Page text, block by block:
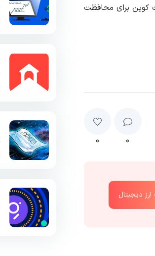
کوین برای محافظت
۰ ۰
دیجیتال